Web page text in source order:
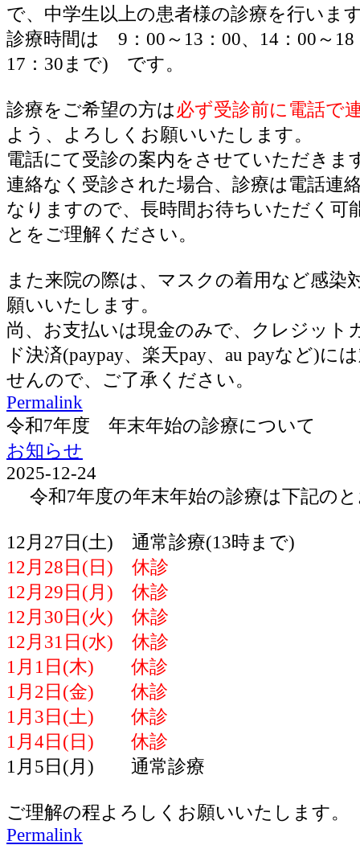
で、中学生以上の患者様の診療を行いま
診療時間は 9：00～13：00、14：00～
17：30まで) です。
診療をご希望の方は必ず受診前に電話で
よう、よろしくお願いいたします。
電話にて受診の案内をさせていただきま
連絡なく受診された場合、診療は電話連
なりますので、長時間お待ちいただく可
とをご理解ください。
また来院の際は、マスクの着用など感染
願いいたします。
尚、お支払いは現金のみで、クレジット
ド決済(paypay、楽天pay、au payなど)に
せんので、ご了承ください。
Permalink
令和7年度 年末年始の診療について
お知らせ
2025-12-24
令和7年度の年末年始の診療は下記の
12月27日(土) 通常診療(13時まで)
12月28日(日) 休診
12月29日(月) 休診
12月30日(火) 休診
12月31日(水) 休診
1月1日(木) 休診
1月2日(金) 休診
1月3日(土) 休診
1月4日(日) 休診
1月5日(月) 通常診療
ご理解の程よろしくお願いいたします。
Permalink